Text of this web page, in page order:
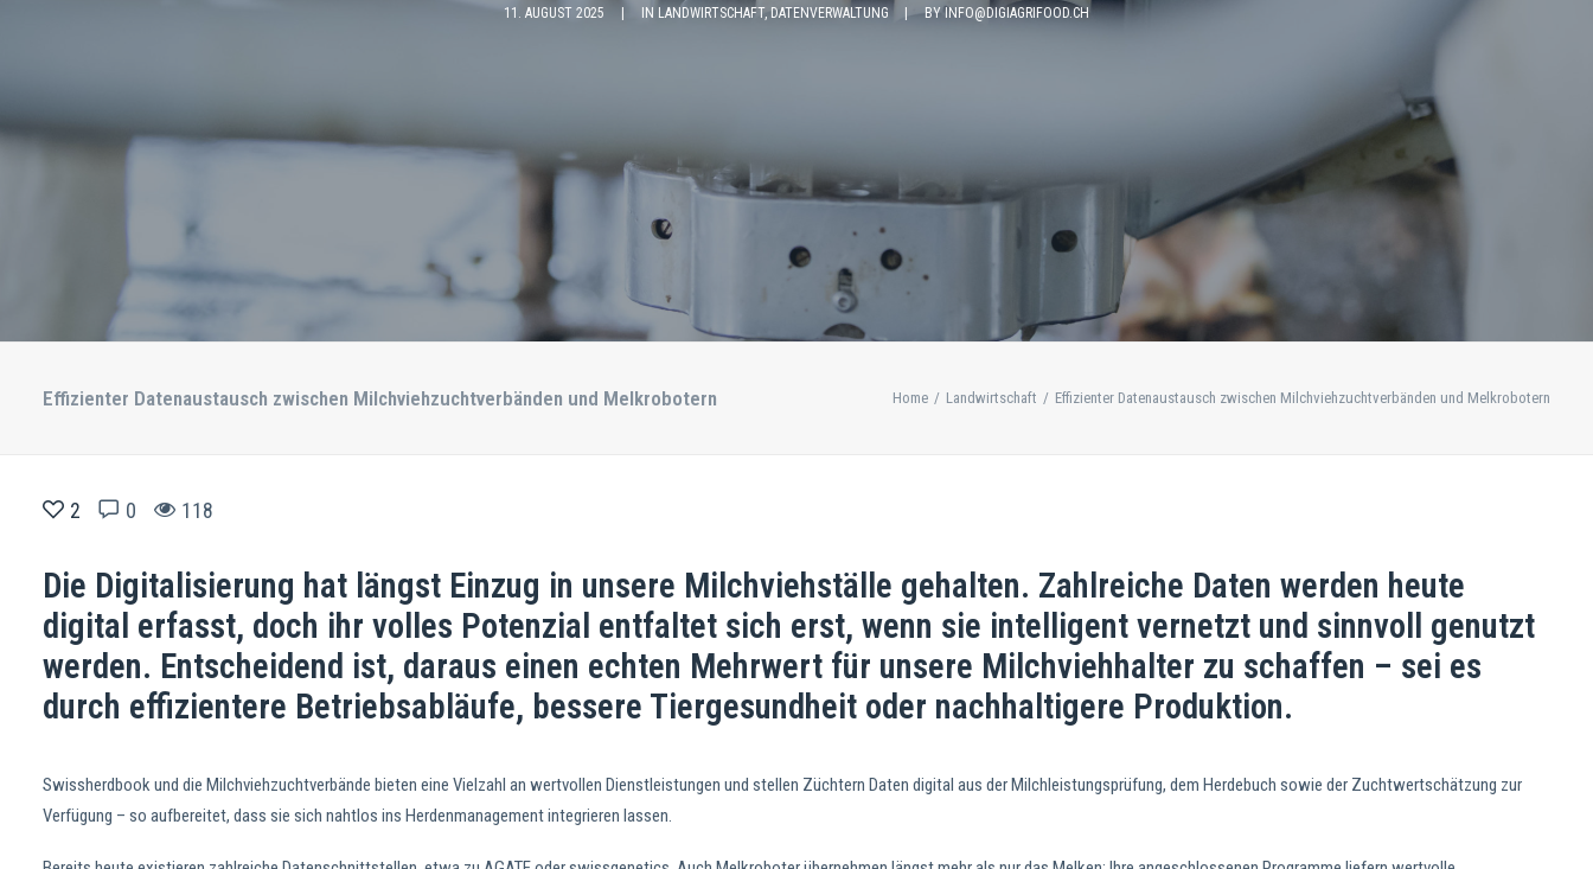
11. AUGUST 2025 IN LANDWIRTSCHAFT, DATENVERWALTUNG | BY INFO@DIGIAGRIFOOD.CH
Effizienter Datenaustausch zwischen Milchviehzuchtverbänden und Melkrobotern Home Landwirtschaft Effizienter Datenaustausch zwischen Milchviehzuchtverbänden und Melkrobotern
2 0 118
Die Digitalisierung hat längst Einzug in unsere Milchviehställe gehalten. Zahlreiche Daten werden heute
digital erfasst, doch ihr volles Potenzial entfaltet sich erst, wenn sie intelligent vernetzt und sinnvoll genutzt
werden. Entscheidend ist, daraus einen echten Mehrwert für unsere Milchviehhalter zu schaffen – sei es
durch effizientere Betriebsabläufe, bessere Tiergesundheit oder nachhaltigere Produktion.
Swissherdbook und die Milchviehzuchtverbände bieten eine Vielzahl an wertvollen Dienstleistungen und stellen Züchtern Daten digital aus der Milchleistungsprüfung, dem Herdebuch sowie der Zuchtwertschätzung zur
Verfügung – so aufbereitet, dass sie sich nahtlos ins Herdenmanagement integrieren lassen.